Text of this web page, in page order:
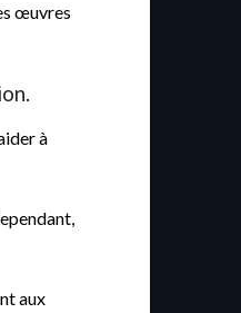
œuvres
à
aux